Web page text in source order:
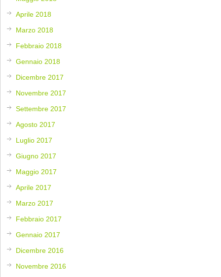
Aprile 2018
Marzo 2018
Febbraio 2018
Gennaio 2018
Dicembre 2017
Novembre 2017
Settembre 2017
Agosto 2017
Luglio 2017
Giugno 2017
Maggio 2017
Aprile 2017
Marzo 2017
Febbraio 2017
Gennaio 2017
Dicembre 2016
Novembre 2016